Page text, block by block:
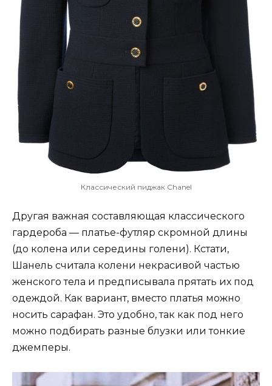
Классический пиджак Chanel
Другая важная составляющая классического
гардероба — платье-футляр скромной длины
(до колена или середины голени). Кстати,
Шанель считала колени некрасивой частью
женского тела и предписывала прятать их под
одеждой. Как вариант, вместо платья можно
носить сарафан. Это удобно, так как под него
можно подбирать разные блузки или тонкие
джемперы.